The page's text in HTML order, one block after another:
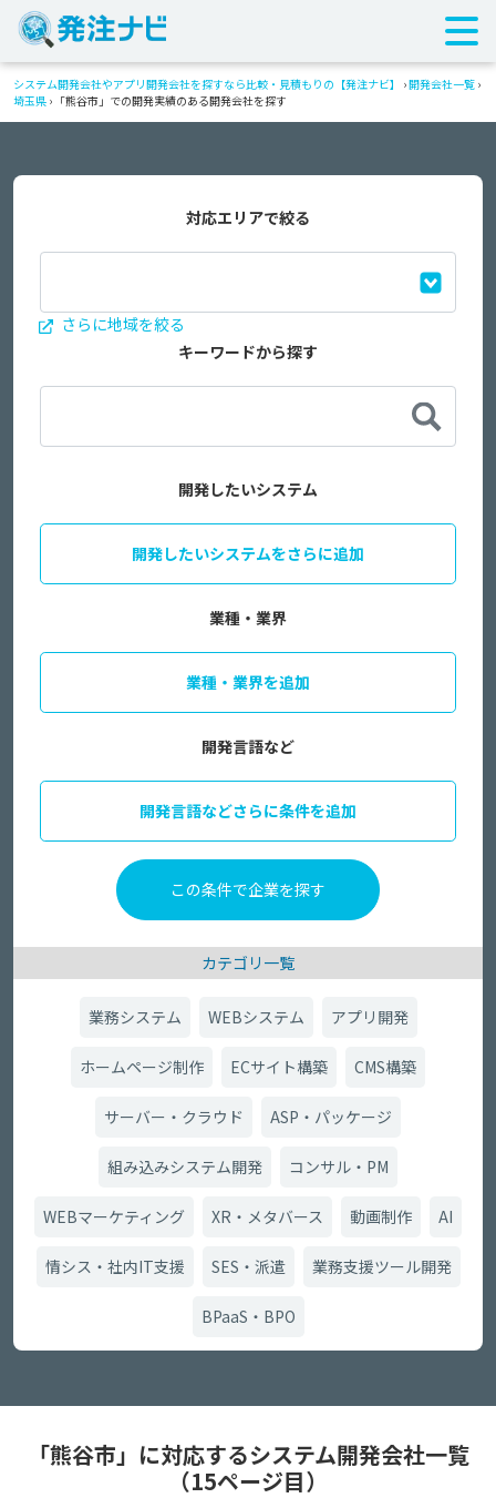
システム開発会社やアプリ開発会社を探すなら比較・見積もりの【発注ナビ】 ›開発会社一覧 ›
埼玉県 › 「熊谷市」での開発実績のある開発会社を探す
対応エリアで絞る
さらに地域を絞る
キーワードから探す
開発したいシステム
開発したいシステムをさらに追加
業種・業界
業種・業界を追加
開発言語など
開発言語などさらに条件を追加
カテゴリ一覧
業務システム WEBシステム アプリ開発
ホームページ制作 ECサイト構築 CMS構築
サーバー・クラウド ASP・パッケージ
組み込みシステム開発 コンサル・PM
WEBマーケティング XR・メタバース 動画制作 AI
情シス・社内IT支援 SES・派遣 業務支援ツール開発
BPaaS・BPO
「熊谷市」に対応するシステム開発会社一覧
（15ページ目）